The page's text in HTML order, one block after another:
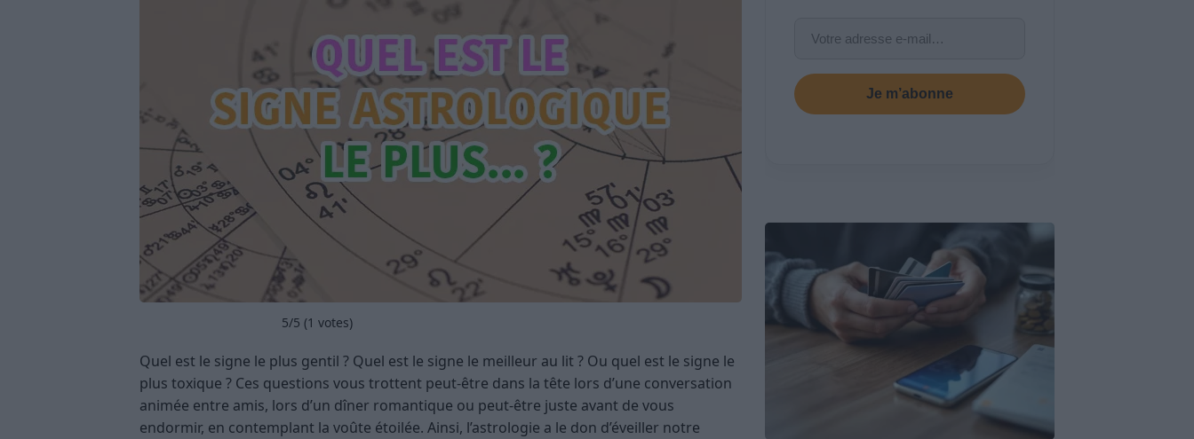
5/5 (1 votes)
Quel est le signe le plus gentil ? Quel est le signe le meilleur au lit ? Ou quel est le signe le
plus toxique ? Ces questions vous trottent peut-être dans la tête lors d’une conversation
animée entre amis, lors d’un dîner romantique ou peut-être juste avant de vous
endormir, en contemplant la voûte étoilée. Ainsi, l’astrologie a le don d’éveiller notre
Je m’abonne